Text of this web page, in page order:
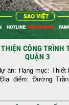
CÔNG TRÌNH
QUẬN 3
án: Hạng mục:
điểm: Đường